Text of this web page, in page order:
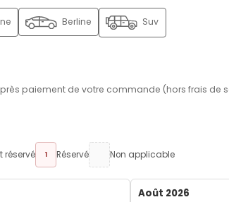
Berline Suv
paiement de votre commande (hors frais de
réservé 1 Réservé Non applicable
Août 2026